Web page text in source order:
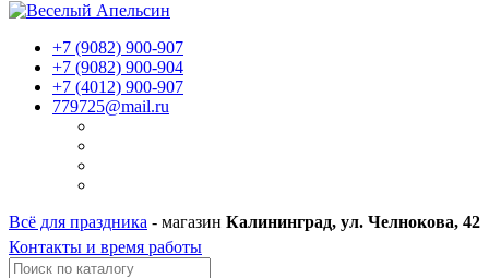
+7 (9082) 900-907
+7 (9082) 900-904
+7 (4012) 900-907
779725@mail.ru
Всё для праздника - магазин Калининград, ул. Челнокова, 42
Контакты и время работы